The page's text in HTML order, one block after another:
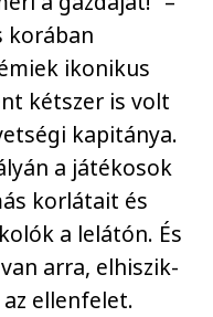
korában
ikonikus
kétszer is volt
kapitánya.
a játékosok
korlátait és
a lelátón. És
arra, elhiszik-
ellenfelet.